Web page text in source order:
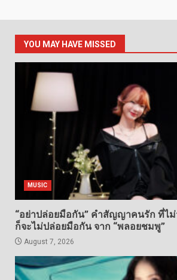
YOU MAY HAVE MISSED
MUSIC
“อย่าปล่อยมือกัน” คำสัญญาคนรัก ที่ไม่
ก็จะไม่ปล่อยมือกัน จาก “พลอยชมพู”
August 7, 2026